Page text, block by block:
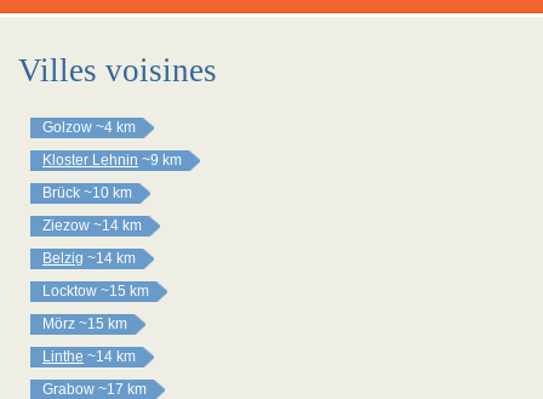
Villes voisines
Golzow ~4 km
Kloster Lehnin ~9 km
Brück ~10 km
Ziezow ~14 km
Belzig ~14 km
Locktow ~15 km
Mörz ~15 km
Linthe ~14 km
Grabow ~17 km